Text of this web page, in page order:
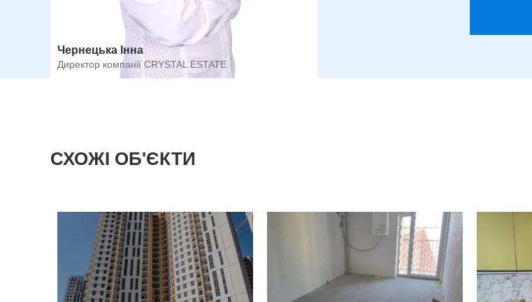
Чернецька Інна
Директор компанії CRYSTAL ESTATE
СХОЖІ ОБ'ЄКТИ